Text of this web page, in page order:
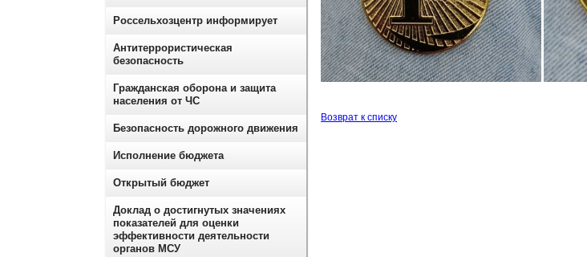
Возврат к списку
Россельхозцентр информирует
Антитеррористическая
безопасность
Гражданская оборона и защита
населения от ЧС
Безопасность дорожного движения
Исполнение бюджета
Открытый бюджет
Доклад о достигнутых значениях
показателей для оценки
эффективности деятельности
органов МСУ